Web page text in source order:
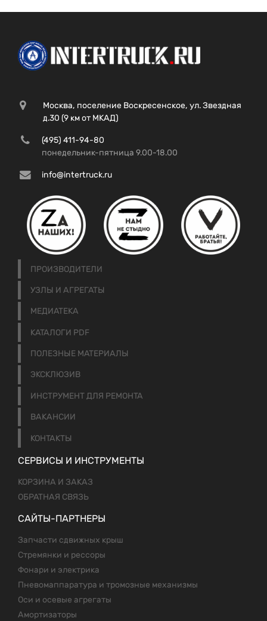
Москва, поселение Воскресенское, ул. Звездная
д.30 (9 км от МКАД)
(495) 411-94-80
понедельник-пятница 9.00-18.00
info@intertruck.ru
ПРОИЗВОДИТЕЛИ
УЗЛЫ И АГРЕГАТЫ
МЕДИАТЕКА
КАТАЛОГИ PDF
ПОЛЕЗНЫЕ МАТЕРИАЛЫ
ЭКСКЛЮЗИВ
ИНСТРУМЕНТ ДЛЯ РЕМОНТА
ВАКАНСИИ
КОНТАКТЫ
СЕРВИСЫ И ИНСТРУМЕНТЫ
КОРЗИНА И ЗАКАЗ
ОБРАТНАЯ СВЯЗЬ
САЙТЫ-ПАРТНЕРЫ
Запчасти сдвижных крыш
Стремянки и рессоры
Фонари и электрика
Пневомаппаратура и тромозные механизмы
Оси и осевые агрегаты
Амортизаторы